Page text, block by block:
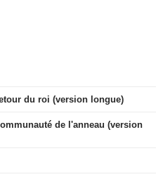
du roi (version longue)
de l'anneau (version